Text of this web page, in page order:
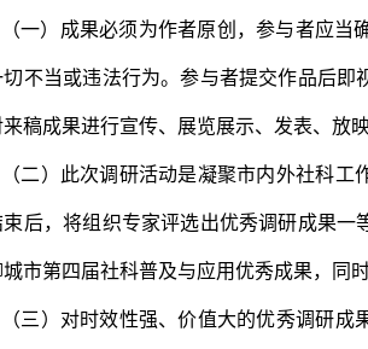
（一）成果必须为作者原创，参与者应当
切不当或违法行为。参与者提交作品后
稿成果进行宣传、展览展示、发表、放
（二）此次调研活动是凝聚市内外社科
束后，将组织专家评选出优秀调研成果
市第四届社科普及与应用优秀成果，同
（三）对时效性强、价值大的优秀调研